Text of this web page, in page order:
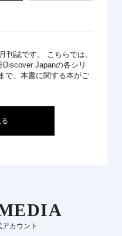
刊誌です。 こちらでは、
Japanの各シリ
で、本書に関する本がご
アカウント